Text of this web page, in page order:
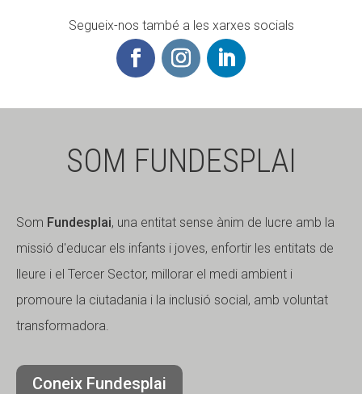
Segueix-nos també a les xarxes socials
SOM FUNDESPLAI
Som Fundesplai, una entitat sense ànim de lucre amb la
missió d'educar els infants i joves, enfortir les entitats de
lleure i el Tercer Sector, millorar el medi ambient i
promoure la ciutadania i la inclusió social, amb voluntat
transformadora.
Coneix Fundesplai